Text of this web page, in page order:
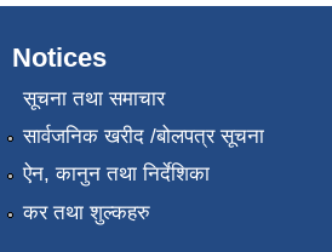
Notices
सूचना तथा समाचार
सार्वजनिक खरीद /बोलपत्र सूचना
ऐन, कानुन तथा निर्देशिका
कर तथा शुल्कहरु